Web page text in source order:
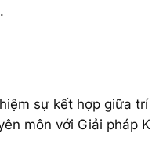
sự kết hợp giữa
môn với Giải pháp